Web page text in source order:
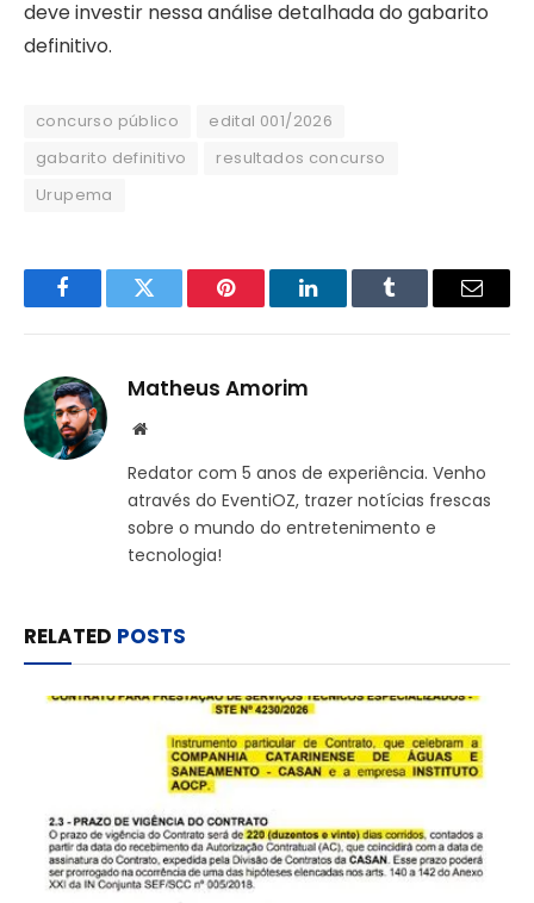
deve investir nessa análise detalhada do gabarito
definitivo.
concurso público
edital 001/2026
gabarito definitivo
resultados concurso
Urupema
FacebookTwitter Pinterest LinkedInTumblr Email
Matheus Amorim
Website
Redator com 5 anos de experiência. Venho
através do EventiOZ, trazer notícias frescas
sobre o mundo do entretenimento e
tecnologia!
RELATED POSTS